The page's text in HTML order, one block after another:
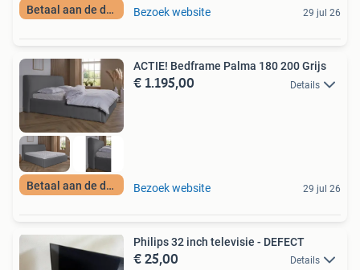
Betaal aan de deur Bezoek website 29 jul 26
Betaal aan de deur
ACTIE! Bedframe Palma 180 200 Grijs
€ 1.195,00 Details
Bezoek website 29 jul 26
Philips 32 inch televisie - DEFECT
€ 25,00 Details